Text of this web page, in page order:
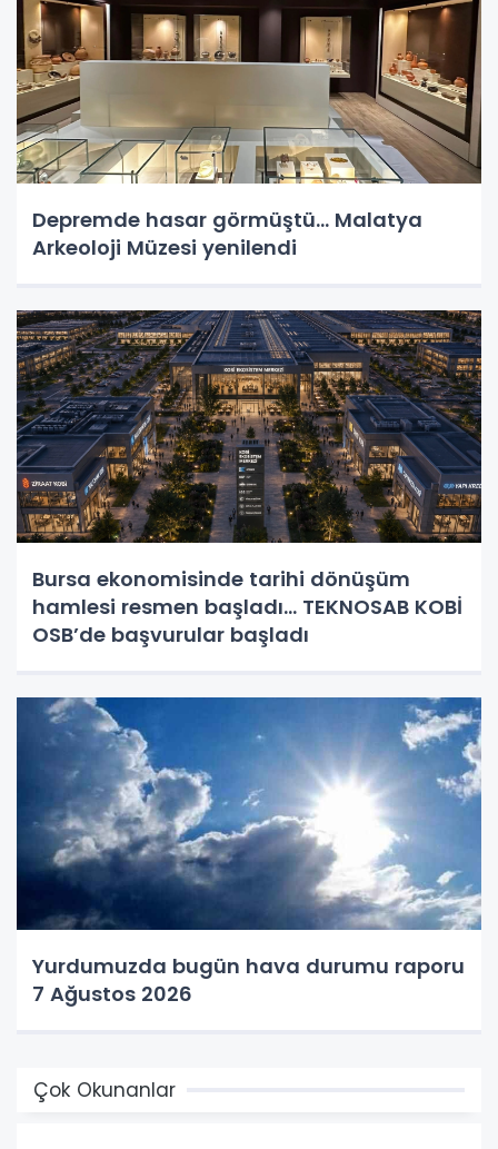
Depremde hasar görmüştü... Malatya
Arkeoloji Müzesi yenilendi
Bursa ekonomisinde tarihi dönüşüm
hamlesi resmen başladı... TEKNOSAB KOBİ
OSB’de başvurular başladı
Yurdumuzda bugün hava durumu raporu
7 Ağustos 2026
Çok Okunanlar